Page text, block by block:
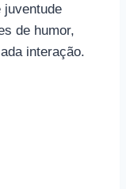
juventude
de humor,
interação.